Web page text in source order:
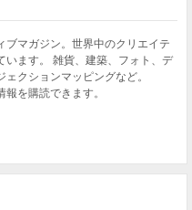
ブマガジン。世界中のクリエイテ
います。 雑貨、建築、フォト、デ
クションマッピングなど。
を購読できます。